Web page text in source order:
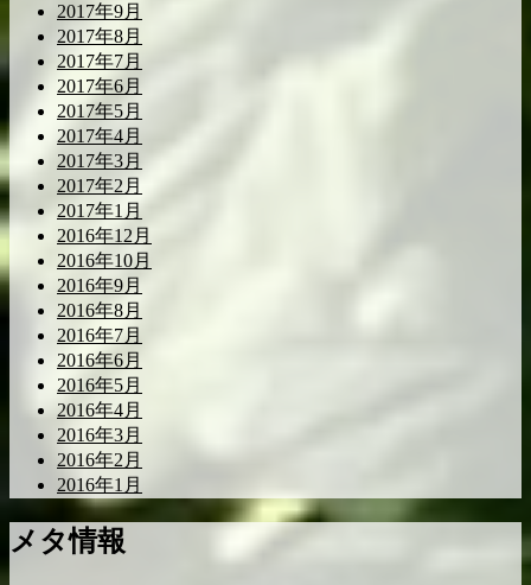
2017年9月
2017年8月
2017年7月
2017年6月
2017年5月
2017年4月
2017年3月
2017年2月
2017年1月
2016年12月
2016年10月
2016年9月
2016年8月
2016年7月
2016年6月
2016年5月
2016年4月
2016年3月
2016年2月
2016年1月
メタ情報